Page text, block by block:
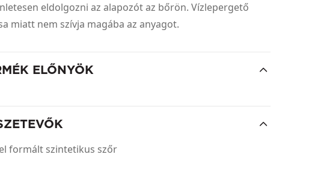
eldolgozni az alapozót az bőrön. Vízlepergető
miatt nem szívja magába az anyagot.
ELŐNYÖK
formált szintetikus szőr